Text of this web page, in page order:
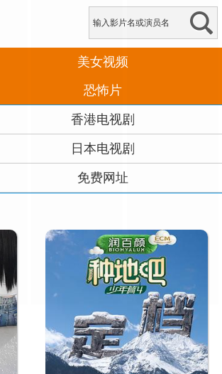
美女视频
恐怖片
香港电视剧
日本电视剧
免费网址